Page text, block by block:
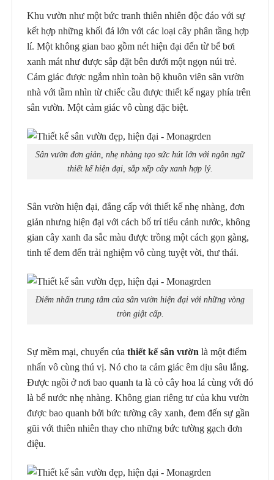
Khu vườn như một bức tranh thiên nhiên độc đáo với sự
kết hợp những khối đá lớn với các loại cây phân tầng hợp
lí. Một không gian bao gồm nét hiện đại đến từ bể bơi
xanh mát như được sắp đặt bên dưới một ngọn núi trẻ.
Cảm giác được ngắm nhìn toàn bộ khuôn viên sân vườn
nhà với tầm nhìn từ chiếc cầu được thiết kế ngay phía trên
sân vườn. Một cảm giác vô cùng đặc biệt.
Sân vườn đơn giản, nhẹ nhàng tạo sức hút lớn với ngôn ngữ
thiết kế hiện đại, sắp xếp cây xanh hợp lý.
Sân vườn hiện đại, đẳng cấp với thiết kế nhẹ nhàng, đơn
giản nhưng hiện đại với cách bố trí tiểu cảnh nước, không
gian cây xanh đa sắc màu được trồng một cách gọn gàng,
tinh tế đem đến trải nghiệm vô cùng tuyệt vời, thư thái.
Điểm nhấn trung tâm của sân vườn hiện đại với những vòng
tròn giật cấp.
Sự mềm mại, chuyển của thiết kế sân vườn là một điểm
nhấn vô cùng thú vị. Nó cho ta cảm giác êm dịu sâu lắng.
Được ngồi ở nơi bao quanh ta là cỏ cây hoa lá cùng với đó
là bể nước nhẹ nhàng. Không gian riêng tư của khu vườn
được bao quanh bởi bức tường cây xanh, đem đến sự gần
gũi với thiên nhiên thay cho những bức tường gạch đơn
điệu.